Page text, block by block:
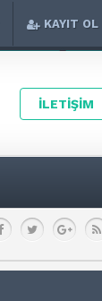
KAYIT OL
İLETİŞİM